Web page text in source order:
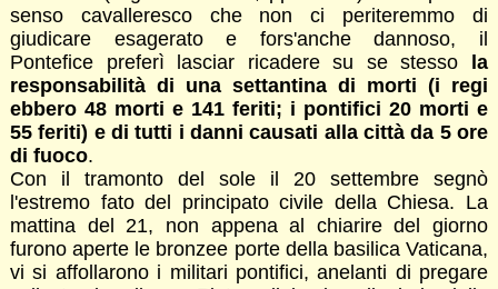
senso cavalleresco che non ci periteremmo di
giudicare esagerato e fors'anche dannoso, il
Pontefice preferì lasciar ricadere su se stesso
la
responsabilità di una settantina di morti (i regi
ebbero 48 morti e 141 feriti; i pontifici 20 morti e
55 feriti) e di tutti i danni causati alla città da 5 ore
di fuoco.
Con il tramonto del sole il 20 settembre segnò
l'estremo fato del principato civile della Chiesa. La
mattina del 21, non appena al chiarire del giorno
furono aperte le bronzee porte della basilica Vaticana,
vi si affollarono i militari pontifici, anelanti di pregare